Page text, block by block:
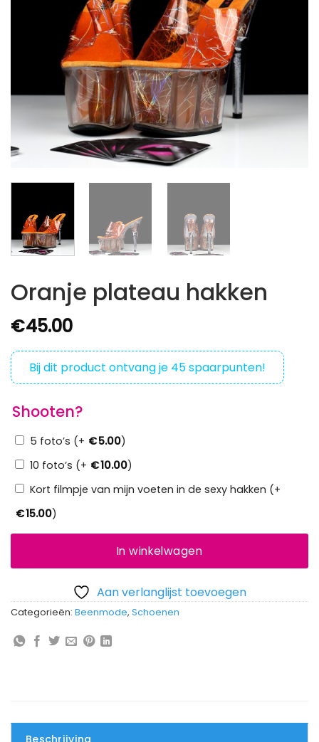
Oranje plateau hakken
€45.00
Bij dit product ontvang je 45spaarpunten!
Shooten?
5 foto’s (+ €5.00)
10 foto’s (+ €10.00)
Kort filmpje van mijn voeten in de sexy hakken (+
€15.00)
In winkelwagen
Aan verlanglijst toevoegen
Categorieën: Beenmode, Schoenen